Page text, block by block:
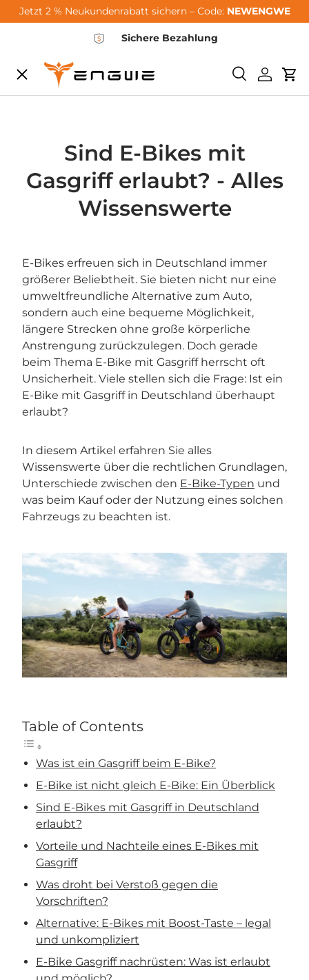
Zum Inhalt springen
Jetzt 2 % Neukundenrabatt sichern – Code: NEWENGWE
Sichere Bezahlung
Suchen
Speisekarte
City-Sale
E-Bikes
Zubehör
Support
Sind E-Bikes mit
Gasgriff erlaubt? - Alles
Wissenswerte
E-Bikes erfreuen sich in Deutschland immer
größerer Beliebtheit. Sie bieten nicht nur eine
umweltfreundliche Alternative zum Auto,
sondern auch eine bequeme Möglichkeit,
längere Strecken ohne große körperliche
Anstrengung zurückzulegen. Doch gerade
beim Thema E-Bike mit Gasgriff herrscht oft
Unsicherheit. Viele stellen sich die Frage: Ist ein
E-Bike mit Gasgriff in Deutschland überhaupt
erlaubt?
In diesem Artikel erfahren Sie alles
Wissenswerte über die rechtlichen Grundlagen,
Unterschiede zwischen den E-Bike-Typen und
was beim Kauf oder der Nutzung eines solchen
Fahrzeugs zu beachten ist.
Table of Contents
Was ist ein Gasgriff beim E-Bike?
E-Bike ist nicht gleich E-Bike: Ein Überblick
Sind E-Bikes mit Gasgriff in Deutschland
erlaubt?
Vorteile und Nachteile eines E-Bikes mit
Gasgriff
Was droht bei Verstoß gegen die
Vorschriften?
Alternative: E-Bikes mit Boost-Taste – legal
und unkompliziert
E-Bike Gasgriff nachrüsten: Was ist erlaubt